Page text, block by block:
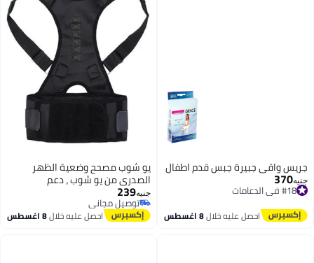
جريس واقي جبيرة جبس قدم اطفال
جنيه370
#18 في الدعامات
توصيل مجاني
احصل عليه خلال8 اغسطس
يو شوب مصحح وضعية الظهر
الصدري من يو شوب ، دعم
مغناطيسي لتخفيف الام الرقبة
والكتف والجزء العلوي والسفلي من
الظهر،دعامة مثالية للعمود الفقري
جنيه239
توصيل مجاني
توصيل مجانياحصل عليه خلال8 اغسطس